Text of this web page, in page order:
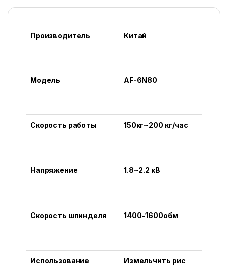
Производитель Китай
Модель AF-6N80
Скорость работы 150кг~200 кг/час
Напряжение 1.8~2.2 кВ
Скорость шпинделя 1400-1600обм
Использование Измельчить рис